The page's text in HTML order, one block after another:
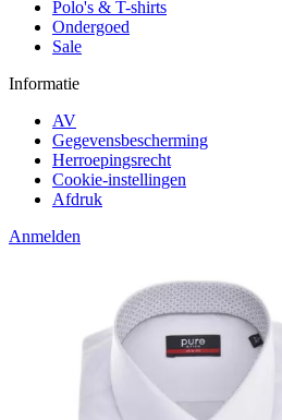
Polo's & T-shirts
Ondergoed
Sale
Informatie
AV
Gegevensbescherming
Herroepingsrecht
Cookie-instellingen
Afdruk
Anmelden